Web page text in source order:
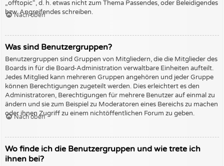
„offtopic“, d. h. etwas nicht zum Thema Passendes, oder Beleidigendes
bzw. Angreifendes schreiben.
Nach oben
Was sind Benutzergruppen?
Benutzergruppen sind Gruppen von Mitgliedern, die die Mitglieder des
Boards in für die Board-Administration verwaltbare Einheiten aufteilt.
Jedes Mitglied kann mehreren Gruppen angehören und jeder Gruppe
können Berechtigungen zugeteilt werden. Dies erleichtert es den
Administratoren, Berechtigungen für mehrere Benutzer auf einmal zu
ändern und sie zum Beispiel zu Moderatoren eines Bereichs zu machen
oder ihnen Zugriff zu einem nichtöffentlichen Forum zu geben.
Nach oben
Wo finde ich die Benutzergruppen und wie trete ich
ihnen bei?